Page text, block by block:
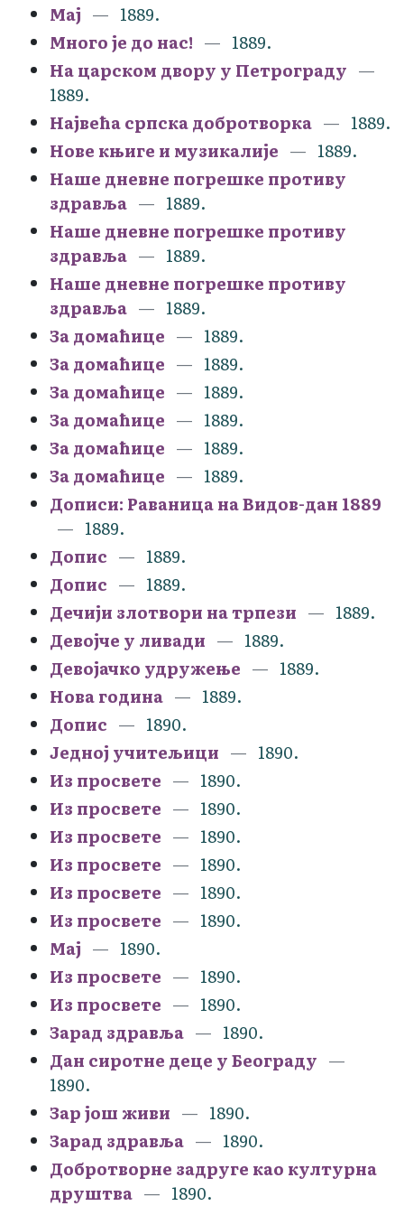
Мај
1889.
Много је до нас!
1889.
На царском двору у Петрограду
1889.
Највећа српска добротворка
1889.
Нове књиге и музикалије
1889.
Наше дневне погрешке противу
здравља
1889.
Наше дневне погрешке противу
здравља
1889.
Наше дневне погрешке противу
здравља
1889.
За домаћице
1889.
За домаћице
1889.
За домаћице
1889.
За домаћице
1889.
За домаћице
1889.
За домаћице
1889.
Дописи: Раваница на Видов-дан 1889
1889.
Допис
1889.
Допис
1889.
Дечији злотвори на трпези
1889.
Девојче у ливади
1889.
Девојачко удружење
1889.
Нова година
1889.
Допис
1890.
Једној учитељици
1890.
Из просвете
1890.
Из просвете
1890.
Из просвете
1890.
Из просвете
1890.
Из просвете
1890.
Из просвете
1890.
Мај
1890.
Из просвете
1890.
Из просвете
1890.
Зарад здравља
1890.
Дан сиротне деце у Београду
1890.
Зар још живи
1890.
Зарад здравља
1890.
Добротворне задруге као културна
друштва
1890.